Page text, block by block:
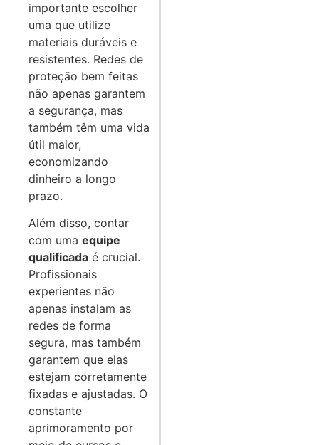
importante escolher
uma que utilize
materiais duráveis e
resistentes. Redes de
proteção bem feitas
não apenas garantem
a segurança, mas
também têm uma vida
útil maior,
economizando
dinheiro a longo
prazo.
Além disso, contar
com uma equipe
qualificada é crucial.
Profissionais
experientes não
apenas instalam as
redes de forma
segura, mas também
garantem que elas
estejam corretamente
fixadas e ajustadas. O
constante
aprimoramento por